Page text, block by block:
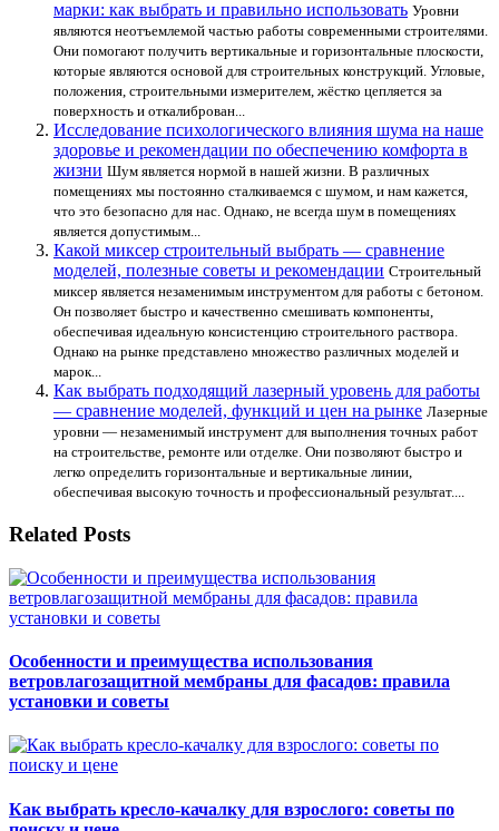
марки: как выбрать и правильно использовать Уровни
являются неотъемлемой частью работы современными строителями.
Они помогают получить вертикальные и горизонтальные плоскости,
которые являются основой для строительных конструкций. Угловые,
положения, строительными измерителем, жёстко цепляется за
поверхность и откалиброван...
Исследование психологического влияния шума на наше
здоровье и рекомендации по обеспечению комфорта в
жизни Шум является нормой в нашей жизни. В различных
помещениях мы постоянно сталкиваемся с шумом, и нам кажется,
что это безопасно для нас. Однако, не всегда шум в помещениях
является допустимым...
Какой миксер строительный выбрать — сравнение
моделей, полезные советы и рекомендации Строительный
миксер является незаменимым инструментом для работы с бетоном.
Он позволяет быстро и качественно смешивать компоненты,
обеспечивая идеальную консистенцию строительного раствора.
Однако на рынке представлено множество различных моделей и
марок...
Как выбрать подходящий лазерный уровень для работы
— сравнение моделей, функций и цен на рынке Лазерные
уровни — незаменимый инструмент для выполнения точных работ
на строительстве, ремонте или отделке. Они позволяют быстро и
легко определить горизонтальные и вертикальные линии,
обеспечивая высокую точность и профессиональный результат....
Related Posts
Особенности и преимущества использования
ветровлагозащитной мембраны для фасадов: правила
установки и советы
Как выбрать кресло-качалку для взрослого: советы по